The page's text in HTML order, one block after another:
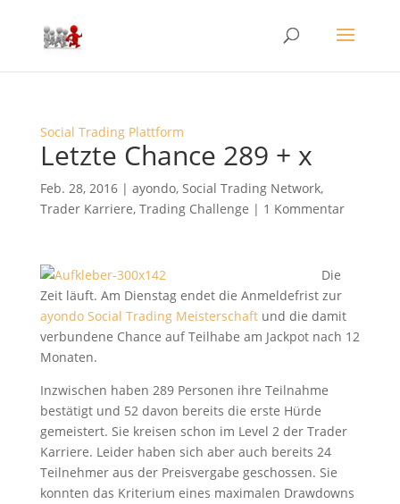
Social Trading Plattform
Letzte Chance 289 + x
Feb. 28, 2016| ayondo, Social Trading Network,
Trader Karriere, Trading Challenge | 1 Kommentar
Die
Zeit läuft. Am Dienstag endet die Anmeldefrist zur
ayondo Social Trading Meisterschaftund die damit
verbundene Chance auf Teilhabe am Jackpot nach 12
Monaten.
Inzwischen haben 289 Personen ihre Teilnahme
bestätigt und 52 davon bereits die erste Hürde
gemeistert. Sie kreisen schon im Level 2 der Trader
Karriere. Leider haben sich aber auch bereits 24
Teilnehmer aus der Preisvergabe geschossen. Sie
konnten das Kriterium eines maximalen Drawdowns